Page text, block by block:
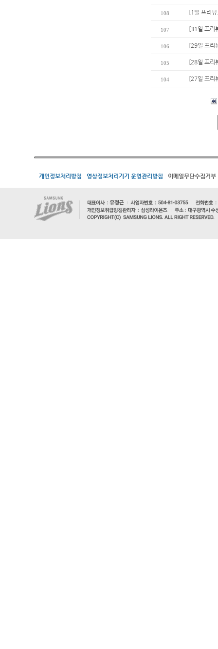
108 [1일 프리
107 [31일 프리
106 [29일 프리
105 [28일 프리
104 [27일 프리
개인정보처리방침 영상정보처리기기 운영관리방침 이메일무단수집거부